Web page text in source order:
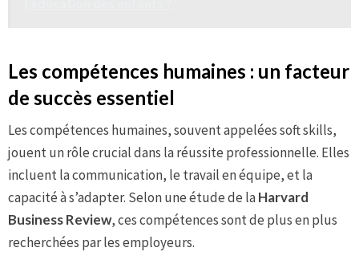
Les compétences humaines : un facteur
de succès essentiel
Les compétences humaines, souvent appelées soft skills,
jouent un rôle crucial dans la réussite professionnelle. Elles
incluent la communication, le travail en équipe, et la
capacité à s’adapter. Selon une étude de laHarvard
Business Review, ces compétences sont de plus en plus
recherchées par les employeurs.